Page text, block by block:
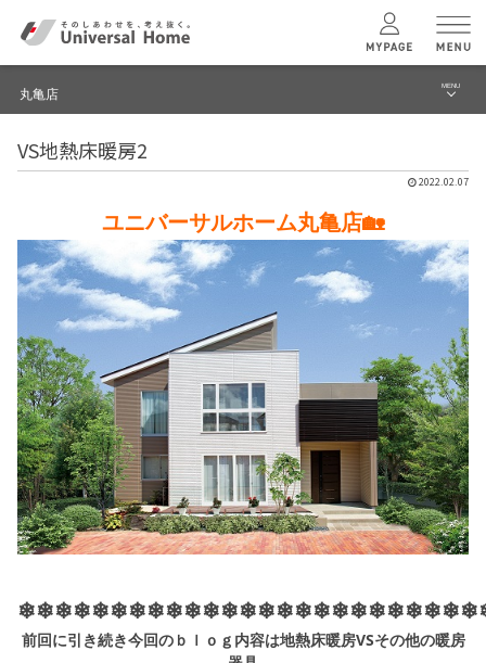
ユニバーサル
コンセプトプラン
テクノロジー
建築実例
モデルハウス 検索・見学予約
シミュレー ション
キャンペーン・コラボ情報
家づくりの知識
丸亀店 MENU
ブログ
イベント
モデルハウス見学予約
丸亀店 TOPへ
VS地熱床暖房2
2022.02.07
ユニバーサルホーム丸亀店🏡
前回に引き続き今回のｂｌｏｇ内容は地熱床暖房VSその他の暖房